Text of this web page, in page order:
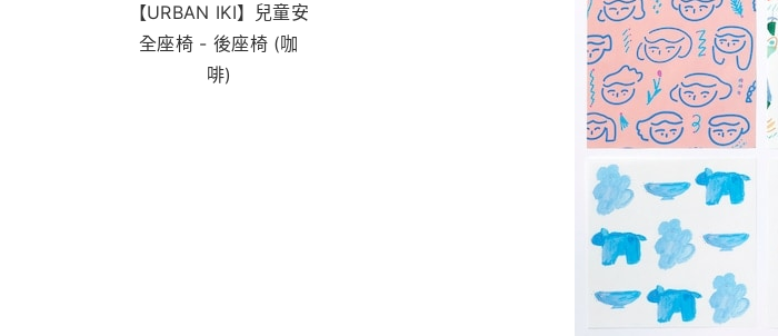
【URBAN IKI】兒童安
全座椅 - 後座椅 (咖
啡)